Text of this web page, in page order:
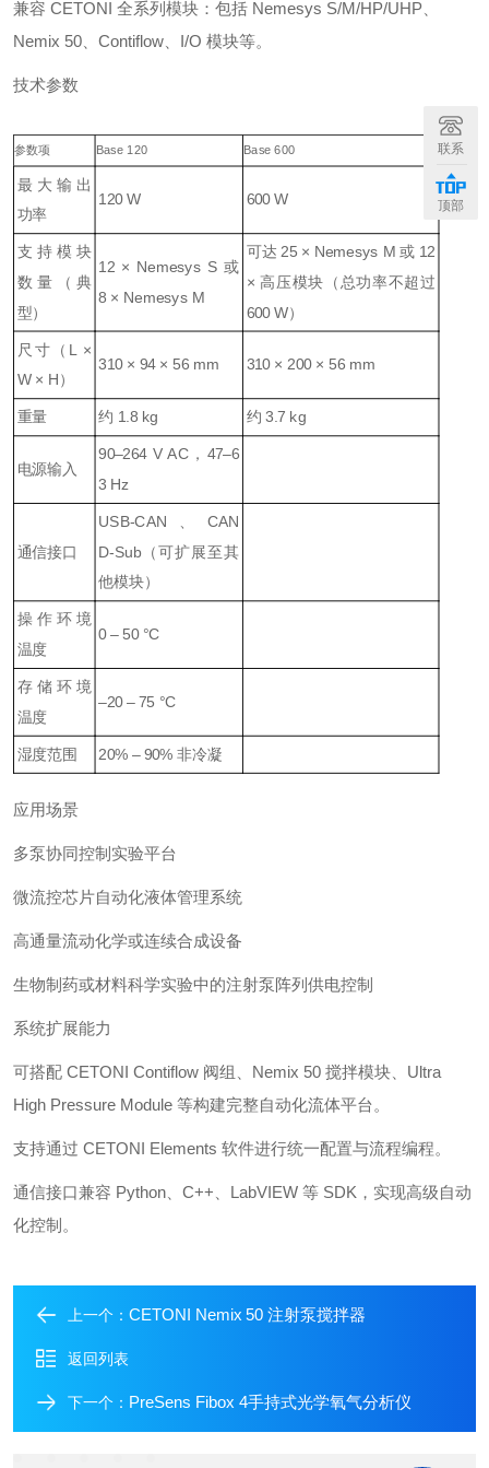
兼容 CETONI 全系列模块：包括 Nemesys S/M/HP/UHP、
Nemix 50、Contiflow、I/O 模块等。
技术参数
参数项 Base 120 Base 600
最大输出
功率
120 W 600 W
支持模块
数量（典
型）
12 × Nemesys S 或
8 × Nemesys M
可达 25 × Nemesys M 或 12
× 高压模块（总功率不超过
600 W）
尺寸（L ×
W × H）
310 × 94 × 56 mm 310 × 200 × 56 mm
重量 约 1.8 kg 约 3.7 kg
电源输入
90–264 V AC，47–6
3 Hz
通信接口
USB‑CAN、CAN
D‑Sub（可扩展至其
他模块）
操作环境
温度
0 – 50 °C
存储环境
温度
–20 – 75 °C
湿度范围 20% – 90% 非冷凝
应用场景
多泵协同控制实验平台
微流控芯片自动化液体管理系统
高通量流动化学或连续合成设备
生物制药或材料科学实验中的注射泵阵列供电控制
系统扩展能力
可搭配 CETONI Contiflow 阀组、Nemix 50 搅拌模块、Ultra
High Pressure Module 等构建完整自动化流体平台。
支持通过 CETONI Elements 软件进行统一配置与流程编程。
通信接口兼容 Python、C++、LabVIEW 等 SDK，实现高级自动
化控制。
上一个： CETONI Nemix 50 注射泵搅拌器
返回列表
下一个： PreSens Fibox 4手持式光学氧气分析仪
联系
顶部